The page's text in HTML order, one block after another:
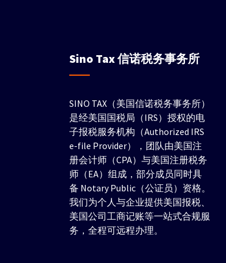
Sino Tax信诺税务事务所
SINO TAX（美国信诺税务事务所）
是经美国国税局（IRS）授权的电
子报税服务机构（Authorized IRS
e-file Provider），团队由美国注
册会计师（CPA）与美国注册税务
师（EA）组成，部分成员同时具
备 Notary Public（公证员）资格。
我们为个人与企业提供美国报税、
美国公司工商记账等一站式合规服
务，全程可远程办理。